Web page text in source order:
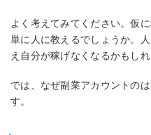
よく考えてみてください。仮
単に人に教えるでしょうか。
え自分が稼げなくなるかもし
では、なぜ副業アカウントの
す。